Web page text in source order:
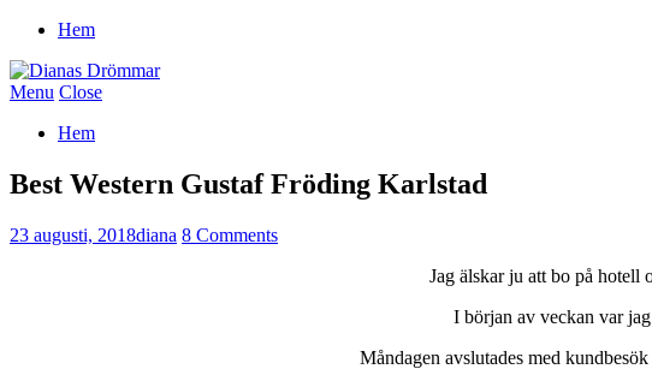
Hem
Menu Close
Hem
Best Western Gustaf Fröding Karlstad
23 augusti, 2018diana 8 Comments
Jag älskar ju att bo på hotell
I början av veckan var
Måndagen avslutades med